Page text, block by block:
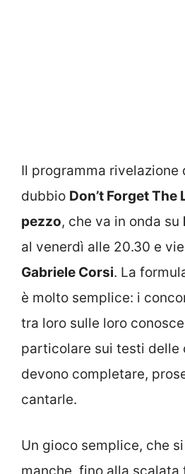
Il programma rivelazione
dubbio Don’t Forget The
pezzo, che va in onda su
al venerdì alle 20.30 e
Gabriele Corsi. La
è molto semplice: i
tra loro sulle loro
particolare sui testi delle
devono completare,
cantarle.
Un gioco semplice, che
manche, fino alla scalata